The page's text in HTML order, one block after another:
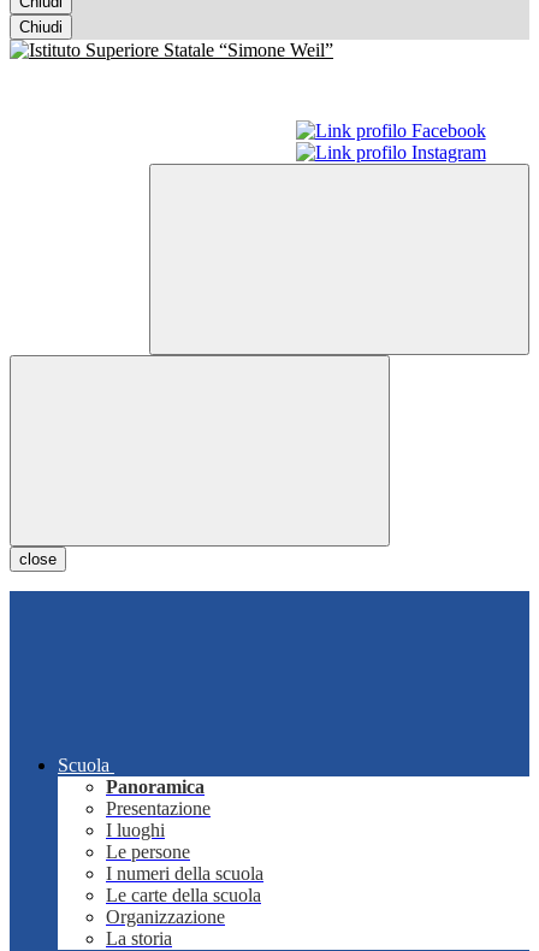
Chiudi
close
Scuola
Panoramica
Presentazione
I luoghi
Le persone
I numeri della scuola
Le carte della scuola
Organizzazione
La storia